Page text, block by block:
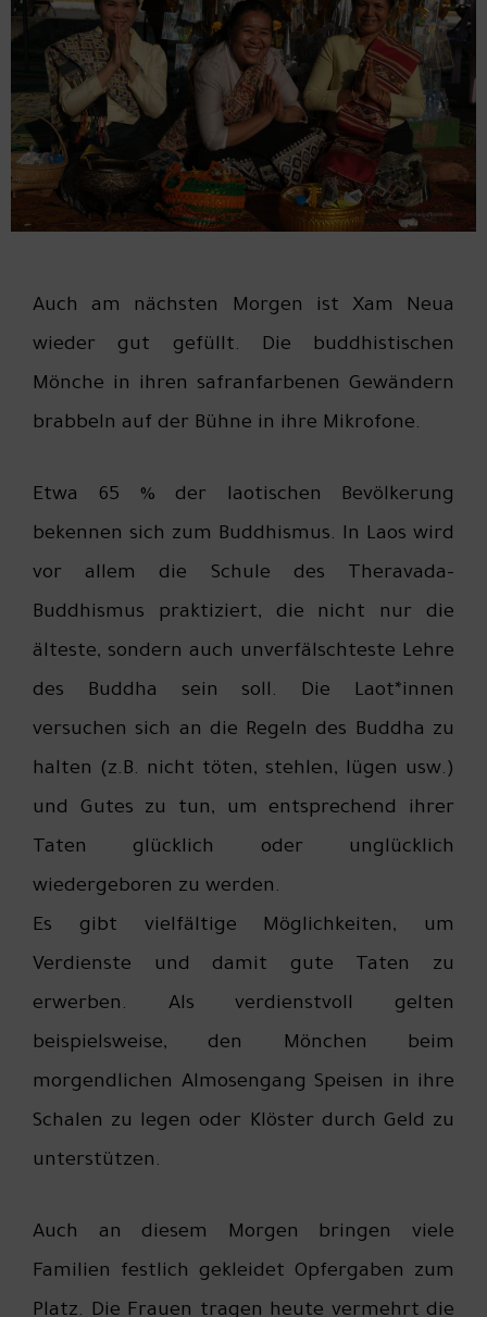
Auch am nächsten Morgen ist Xam Neua
wieder gut gefüllt. Die buddhistischen
Mönche in ihren safranfarbenen Gewändern
brabbeln auf der Bühne in ihre Mikrofone.
Etwa 65 % der laotischen Bevölkerung
bekennen sich zum Buddhismus. In Laos wird
vor allem die Schule des Theravada-
Buddhismus praktiziert, die nicht nur die
älteste, sondern auch unverfälschteste Lehre
des Buddha sein soll. Die Laot*innen
versuchen sich an die Regeln des Buddha zu
halten (z.B. nicht töten, stehlen, lügen usw.)
und Gutes zu tun, um entsprechend ihrer
Taten glücklich oder unglücklich
wiedergeboren zu werden.
Es gibt vielfältige Möglichkeiten, um
Verdienste und damit gute Taten zu
erwerben. Als verdienstvoll gelten
beispielsweise, den Mönchen beim
morgendlichen Almosengang Speisen in ihre
Schalen zu legen oder Klöster durch Geld zu
unterstützen.
Auch an diesem Morgen bringen viele
Familien festlich gekleidet Opfergaben zum
Platz. Die Frauen tragen heute vermehrt die